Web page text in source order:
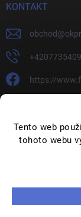
Tento web
tohoto webu
KONTAKT
obchod@
https://
okprodej